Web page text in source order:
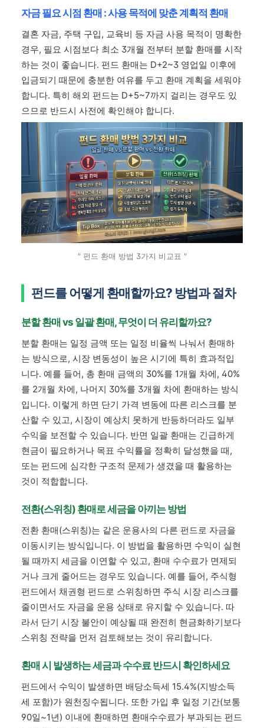
자금 필요 시점 환매 : 사용 목적에 맞춘 계획적 환매
결혼 자금, 주택 구입, 교육비 등 자금 사용 목적이 명확한
경우, 필요 시점보다 최소 3개월 전부터 분할 환매를 시작
하는 것이 좋습니다. 펀드 환매는 D+2~3 영업일 이후에
입금되기 때문에 충분한 여유를 두고 환매 계획을 세워야
합니다. 특히 해외 펀드는 D+5~7까지 걸리는 경우도 있
으므로 반드시 사전에 확인해야 합니다.
" 펀드 환매 방법 3가지 비교표 "
펀드를 어떻게 환매할까요? 방법과 절차
분할 환매 vs 일괄 환매, 무엇이 더 유리할까요?
분할 환매는 일정 금액 또는 일정 비율씩 나눠서 환매하
는 방식으로, 시장 변동성이 높은 시기에 특히 효과적입
니다. 예를 들어, 총 환매 금액의 30%를 1개월 차에, 40%
를 2개월 차에, 나머지 30%를 3개월 차에 환매하는 방식
입니다. 이렇게 하면 단기 가격 변동에 따른 리스크를 분
산할 수 있고, 시장이 예상치 못하게 반등하더라도 일부
수익을 보전할 수 있습니다. 반면 일괄 환매는 긴급하게
현금이 필요하거나 목표 수익률을 정확히 달성했을 때,
또는 펀드에 심각한 구조적 문제가 생겼을 때 활용하는
것이 적합합니다.
전환(스위칭) 환매로 세금을 아끼는 방법
전환 환매(스위칭)는 같은 운용사의 다른 펀드로 자금을
이동시키는 방식입니다. 이 방법을 활용하면 수익이 실현
될 때까지 세금을 이연할 수 있고, 환매 수수료가 면제되
거나 크게 줄어드는 경우도 있습니다. 예를 들어, 주식형
펀드에서 채권형 펀드로 스위칭하면 주식 시장 리스크를
줄이면서도 자금을 운용 상태로 유지할 수 있습니다. 따
라서 단기 시장 불안이 예상될 때 완전히 현금화하기보다
스위칭 전략을 먼저 검토해보는 것이 유리합니다.
환매 시 발생하는 세금과 수수료 반드시 확인하세요
펀드에서 수익이 발생하면 배당소득세 15.4%(지방소득
세 포함)가 원천징수됩니다. 또한 가입 후 일정 기간(보통
90일~1년) 이내에 환매하면 환매수수료가 부과되는 펀드